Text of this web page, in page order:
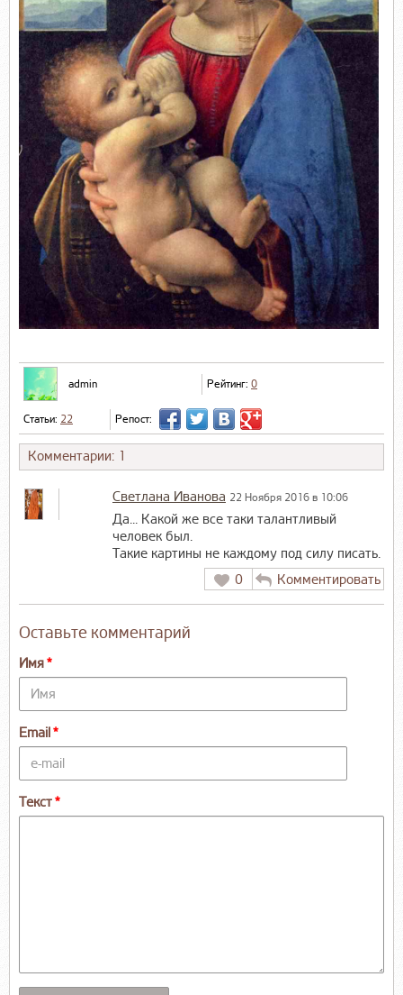
admin Рейтинг: 0
Статьи: 22 Репост:
Комментарии: 1
Светлана Иванова 22 Ноября 2016 в 10:06
Да... Какой же все таки талантливый
человек был.
Такие картины не каждому под силу писать.
0
Комментировать
Оставьте комментарий
Имя
Email
Текст